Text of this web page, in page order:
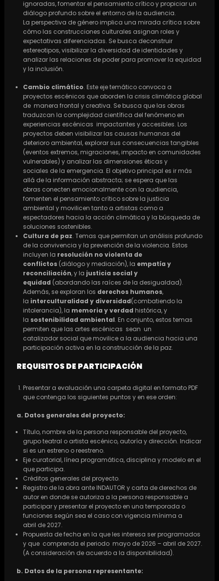
ignoradas, fomentar el pensamiento crítico y propiciar un
diálogo profundo sobre el entorno de la audiencia.
La perspectiva de género implica una mirada crítica sobre
cómo las construcciones culturales asignan roles y
expectativas diferenciadas. Se busca deconstruir
estereotipos, visibilizar la diversidad de identidades y
analizar las relaciones de poder para promover la equidad
y la inclusión.
Cambio climático. Este eje temático convoca a
proyectos escénicos que aborden la crisis climática global
de manera frontal y creativa. Se busca que las obras
traduzcan la complejidad científica del fenómeno en
experiencias escénicas impactantes y accesibles. Los
proyectos deben visibilizar las causas humanas del
deterioro ambiental, explorar sus consecuencias tangibles
(eventos extremos, migraciones, impacto en comunidades
vulnerables) y analizar las dimensiones éticas y
sociales de la emergencia. El objetivo principal es ir más
allá de la información abstracta; se espera que las
obras conecten emocionalmente con la audiencia,
fomenten el pensamiento crítico sobre la justicia
ambiental y movilicen tanto a artistas como a
espectadores hacia la acción climática y la búsqueda de
soluciones sostenibles.
Cultura de paz. Temas que permitan un análisis profundo
de la convivencia y la prevención de la violencia. Estos
incluyen la resolución no violenta de
conflictos (diálogo y mediación), la empatía y
reconciliación, y la justicia social y
equidad (abordando las raíces de la desigualdad).
Además, se exploran los derechos humanos,
la interculturalidad y diversidad(combatiendo la
intolerancia), la memoria y verdad histórica, y
la sostenibilidad ambiental. En conjunto, estos temas
permiten que las artes escénicas sean un
catalizador social que movilice a la audiencia hacia una
participación activa en la construcción de la paz.
REQUISITOS DE PARTICIPACIÓN
Presentar a evaluación una carpeta digital en formato PDF
que contenga los siguientes puntos y en ese orden:
a. Datos generales del proyecto:
Título, nombre de la persona responsable del proyecto,
grupo teatral o artista escénico, autoría y dirección. Indicar
si es un estreno o reestreno.
Eje curatorial, línea programática, disciplina y modelo en el
que participa.
Créditos generales del proyecto.
Registro de la obra ante INDAUTOR y carta de derechos de
autor en donde se autoriza a la persona responsable a
participar y presentar el proyecto en una temporada o
funciones según sea el caso con vigencia mínima a
abril de 2027.
Propuesta de fecha en la que les interesa ser programados
y que comprenda el periodo mayo de 2026 – abril de 2027.
(A consideración de acuerdo a la disponibilidad).
b. Datos de la persona representante: